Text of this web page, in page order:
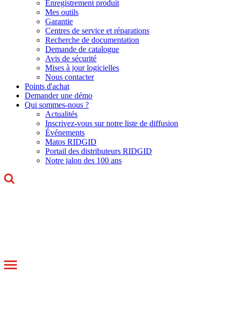
Enregistrement produit
Mes outils
Garantie
Centres de service et réparations
Recherche de documentation
Demande de catalogue
Avis de sécurité
Mises à jour logicielles
Nous contacter
Points d'achat
Demander une démo
Qui sommes-nous ?
Actualités
Inscrivez-vous sur notre liste de diffusion
Événements
Matos RIDGID
Portail des distributeurs RIDGID
Notre jalon des 100 ans
Toggle